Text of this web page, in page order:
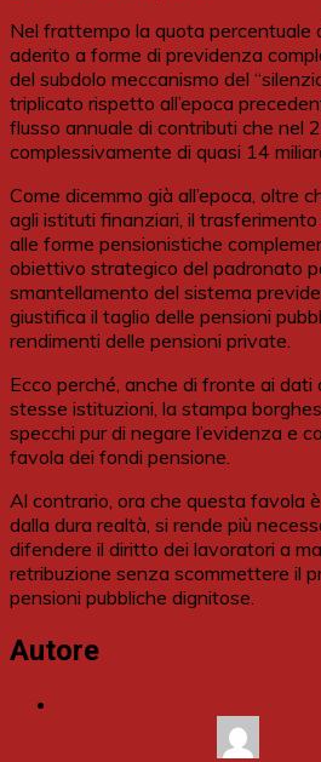
Nel frattempo la quota percentuale
aderito a forme di previdenza
del subdolo meccanismo del
triplicato rispetto all’epoca
flusso annuale di contributi che nel
complessivamente di quasi 14
Come dicemmo già all’epoca, oltre
agli istituti finanziari, il
alle forme pensionistiche
obiettivo strategico del padronato
smantellamento del sistema
giustifica il taglio delle pensioni
rendimenti delle pensioni private.
Ecco perché, anche di fronte ai
stesse istituzioni, la stampa
specchi pur di negare l’evidenza e
favola dei fondi pensione.
Al contrario, ora che questa favola
dalla dura realtà, si rende più
difendere il diritto dei lavoratori a
retribuzione senza scommettere il
pensioni pubbliche dignitose.
Autore